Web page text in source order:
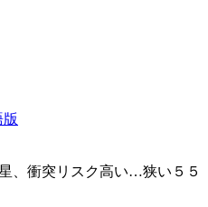
、衝突リスク高い…狭い５５